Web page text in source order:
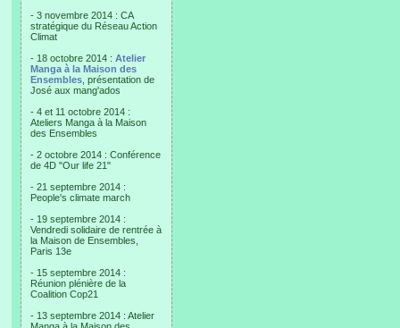
- 3 novembre 2014 : CA
stratégique du Réseau Action
Climat
- 18 octobre 2014 : Atelier
Manga à la Maison des
Ensembles , présentation de
José aux mang'ados
- 4 et 11 octobre 2014 :
Ateliers Manga à la Maison
des Ensembles
- 2 octobre 2014 : Conférence
de 4D "Our life 21"
- 21 septembre 2014 :
People's climate march
- 19 septembre 2014 :
Vendredi solidaire de rentrée à
la Maison de Ensembles,
Paris 13e
- 15 septembre 2014 :
Réunion plénière de la
Coalition Cop21
- 13 septembre 2014 : Atelier